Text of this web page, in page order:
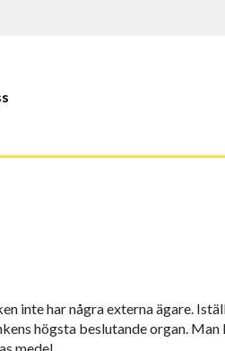
inte har några externa ägare.
högsta beslutande organ.
medel.